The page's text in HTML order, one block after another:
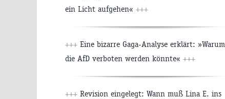
ein Licht aufgehen« +++
+++ Eine bizarre Gaga-Analyse erklärt: »Warum
die AfD verboten werden könnte« +++
+++ Revision eingelegt: Wann muß Lina E. ins